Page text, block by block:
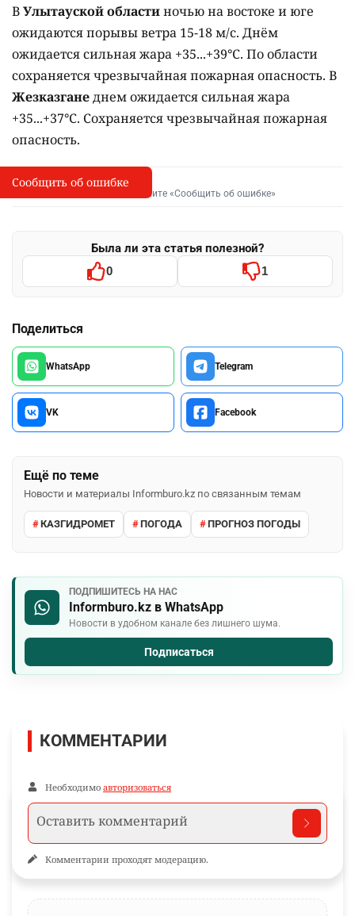
ВУлытауской областиночью на востоке и юге
ожидаются порывы ветра 15-18 м/с. Днём
ожидается сильная жара +35...+39°C. По области
сохраняется чрезвычайная пожарная опасность. В
Жезказганеднем ожидается сильная жара
+35...+37°C. Сохраняется чрезвычайная пожарная
опасность.
I
Сообщить об опечатке
Выделите фрагмент и нажмите «Сообщить об ошибке»
Была ли эта статья полезной?
0 1
Поделиться
WhatsApp Telegram
VK Facebook
Ещё по теме
Новости и материалы Informburo.kz по связанным темам
КАЗГИДРОМЕТ ПОГОДА ПРОГНОЗ ПОГОДЫ
ПОДПИШИТЕСЬ НА НАС
Informburo.kz в WhatsApp
Новости в удобном канале без лишнего шума.
Подписаться
Сообщить об ошибке
КОММЕНТАРИИ
Необходимо авторизоваться
Комментарии проходят модерацию.